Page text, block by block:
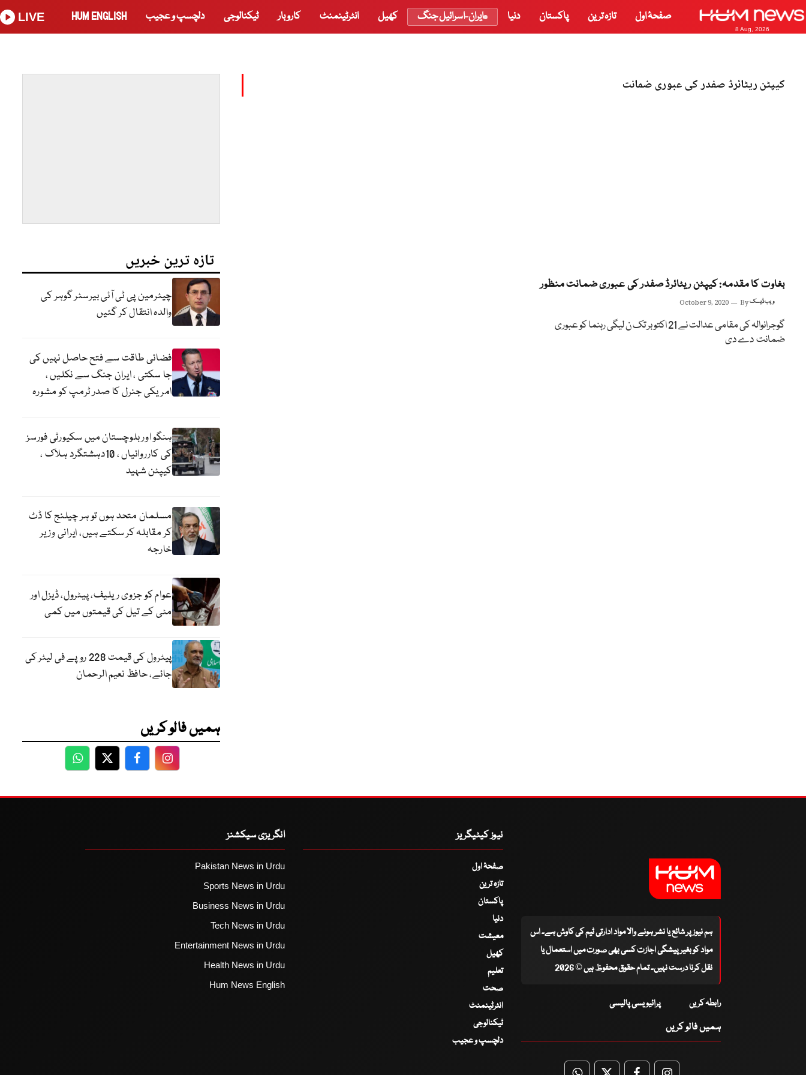
8 Aug, 2026
صفحۂ اول تازہ ترین پاکستان دنیا ایران-اسرائیل جنگ کھیل انٹرٹینمنٹ کاروبار ٹیکنالوجی دلچسپ و عجیب HUM ENGLISH
LIVE
کیپٹن ریٹائرڈ صفدر کی عبوری ضمانت
بغاوت کا مقدمہ: کیپٹن ریٹائرڈ صفدر کی عبوری ضمانت منظور
October 9, 2020 Byویب ڈیسک
گوجرانوالہ کی مقامی عدالت نے 21 اکتوبر تک ن لیگی رہنما کو عبوری
ضمانت دے دی
تازہ ترین خبریں
چیئرمین پی ٹی آئی بیرسٹر گوہر کی
والدہ انتقال کر گئیں
فضائی طاقت سے فتح حاصل نہیں کی
جا سکتی ، ایران جنگ سے نکلیں ،
امریکی جنرل کا صدر ٹرمپ کو مشورہ
ہنگو اور بلوچستان میں سکیورٹی فورسز
کی کارروائیاں ، 10دہشتگرد ہلاک ،
کیپٹن شہید
مسلمان متحد ہوں تو ہر چیلنج کا ڈٹ
کر مقابلہ کر سکتے ہیں، ایرانی وزیر
خارجہ
عوام کو جزوی ریلیف، پیٹرول، ڈیزل اور
مٹی کے تیل کی قیمتوں میں کمی
پیٹرول کی قیمت 228 روپے فی لیٹر کی
جائے، حافظ نعیم الرحمان
ہمیں فالو کریں
WhatsApp
TwitterFacebookFacebook
ہم نیوز پر شائع یا نشر ہونے والا مواد ادارتی ٹیم کی کاوش ہے۔ اس
مواد کو بغیر پیشگی اجازت کسی بھی صورت میں استعمال یا
نقل کرنا درست نہیں۔ تمام حقوق محفوظ ہیں © 2026
رابطہ کریں پرائیویسی پالیسی
ہمیں فالو کریں
نیوز کیٹیگریز
صفحۂ اول
تازہ ترین
پاکستان
دنیا
معیشت
کھیل
تعلیم
صحت
انٹرٹینمنٹ
ٹیکنالوجی
دلچسپ و عجیب
انگریزی سیکشنز
Pakistan News in Urdu
Sports News in Urdu
Business News in Urdu
Tech News in Urdu
Entertainment News in Urdu
Health News in Urdu
Hum News English